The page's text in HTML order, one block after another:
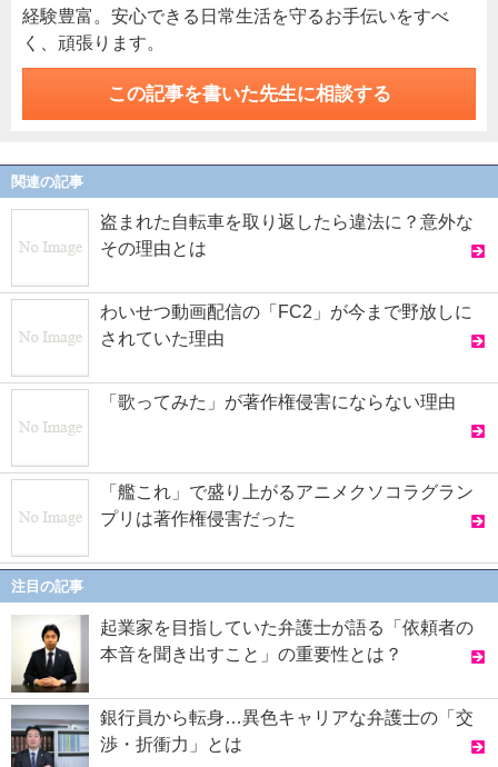
経験豊富。安心できる日常生活を守るお手伝いをすべ
く、頑張ります。
この記事を書いた先生に相談する
関連の記事
盗まれた自転車を取り返したら違法に？意外な
その理由とは
わいせつ動画配信の「FC2」が今まで野放しに
されていた理由
「歌ってみた」が著作権侵害にならない理由
「艦これ」で盛り上がるアニメクソコラグラン
プリは著作権侵害だった
注目の記事
起業家を目指していた弁護士が語る「依頼者の
本音を聞き出すこと」の重要性とは？
銀行員から転身…異色キャリアな弁護士の「交
渉・折衝力」とは